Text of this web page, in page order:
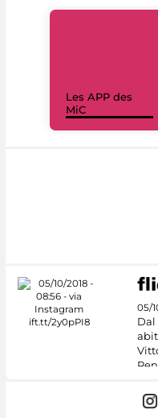
Les APP des
MiC
05/